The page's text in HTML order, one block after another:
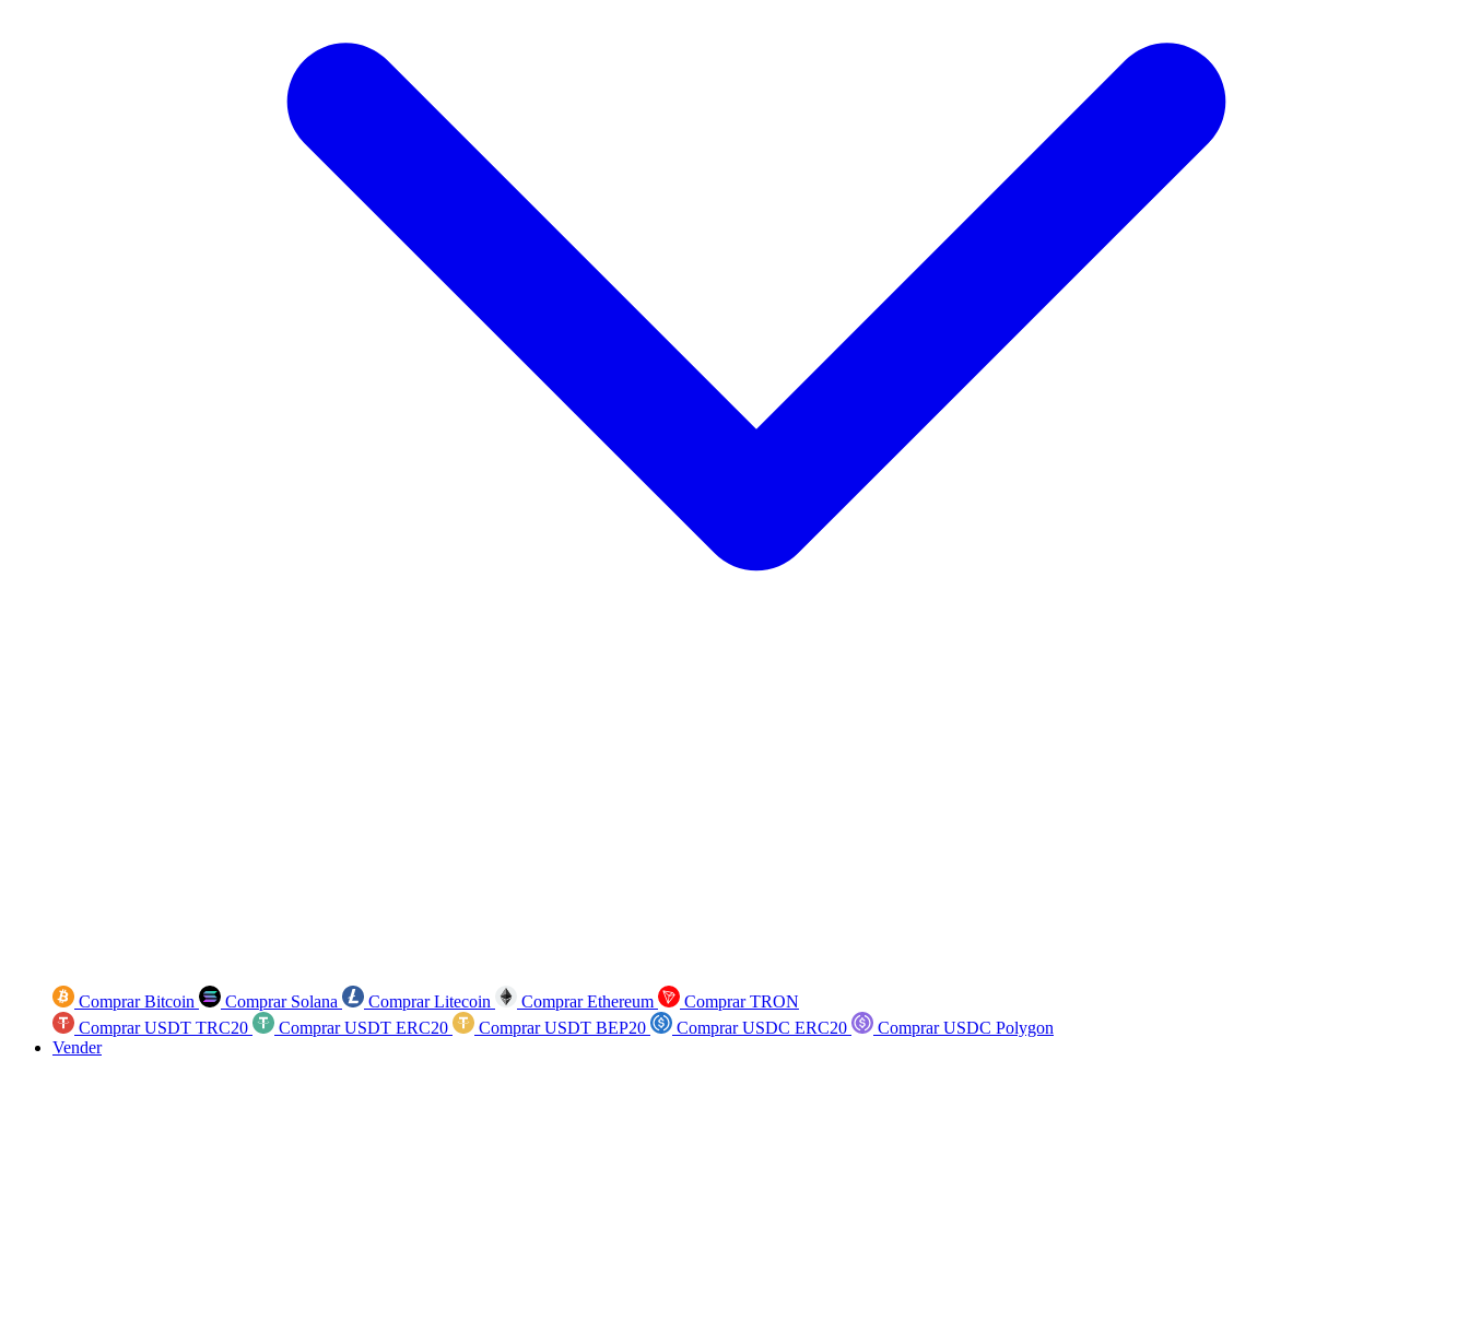
Comprar Bitcoin Comprar Solana Comprar Litecoin Comprar Ethereum
Comprar TRON
Comprar USDT TRC20
Comprar USDT ERC20 Comprar USDT BEP20 Comprar USDC ERC20
Comprar USDC Polygon
Vender